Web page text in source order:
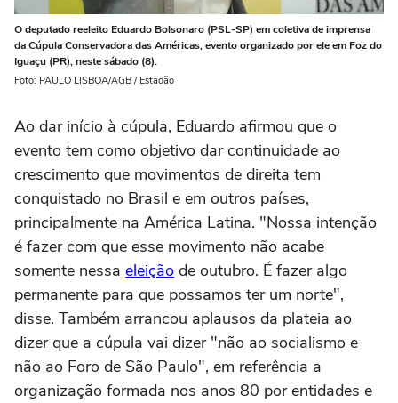
O deputado reeleito Eduardo Bolsonaro (PSL-SP) em coletiva de imprensa
da Cúpula Conservadora das Américas, evento organizado por ele em Foz do
Iguaçu (PR), neste sábado (8).
Foto: PAULO LISBOA/AGB / Estadão
Ao dar início à cúpula, Eduardo afirmou que o
evento tem como objetivo dar continuidade ao
crescimento que movimentos de direita tem
conquistado no Brasil e em outros países,
principalmente na América Latina. "Nossa intenção
é fazer com que esse movimento não acabe
somente nessa eleição de outubro. É fazer algo
permanente para que possamos ter um norte",
disse. Também arrancou aplausos da plateia ao
dizer que a cúpula vai dizer "não ao socialismo e
não ao Foro de São Paulo", em referência a
organização formada nos anos 80 por entidades e